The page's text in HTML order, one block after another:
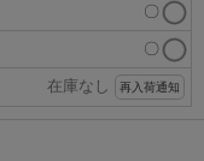
〇
〇
在庫なし 再入荷通知